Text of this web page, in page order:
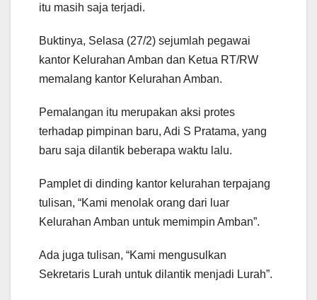
itu masih saja terjadi.
Buktinya, Selasa (27/2) sejumlah pegawai
kantor Kelurahan Amban dan Ketua RT/RW
memalang kantor Kelurahan Amban.
Pemalangan itu merupakan aksi protes
terhadap pimpinan baru, Adi S Pratama, yang
baru saja dilantik beberapa waktu lalu.
Pamplet di dinding kantor kelurahan terpajang
tulisan, “Kami menolak orang dari luar
Kelurahan Amban untuk memimpin Amban”.
Ada juga tulisan, “Kami mengusulkan
Sekretaris Lurah untuk dilantik menjadi Lurah”.